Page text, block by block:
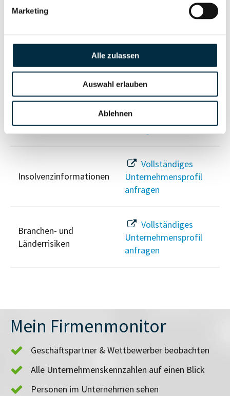
Marketing
Alle zulassen
Auswahl erlauben
Ablehnen
Berechtigten Pfad
Unternehmensprofil
Risikoinformationen
Sanktionslistenstatus
Vollständiges
Unternehmensprofil
anfragen
Insolvenzinformationen
Vollständiges
Unternehmensprofil
anfragen
Branchen- und
Länderrisiken
Vollständiges
Unternehmensprofil
anfragen
Mein Firmenmonitor
Geschäftspartner & Wettbewerber beobachten
Alle Unternehmenskennzahlen auf einen Blick
Personen im Unternehmen sehen